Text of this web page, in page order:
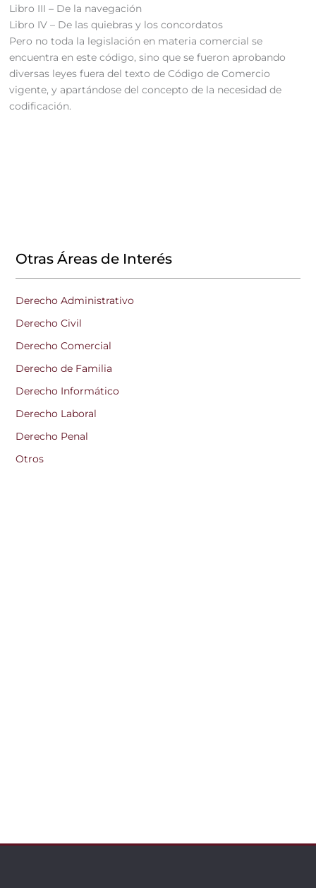
Libro III – De la navegación
Libro IV – De las quiebras y los concordatos
Pero no toda la legislación en materia comercial se
encuentra en este código, sino que se fueron aprobando
diversas leyes fuera del texto de Código de Comercio
vigente, y apartándose del concepto de la necesidad de
codificación.
Otras Áreas de Interés
Derecho Administrativo
Derecho Civil
Derecho Comercial
Derecho de Familia
Derecho Informático
Derecho Laboral
Derecho Penal
Otros